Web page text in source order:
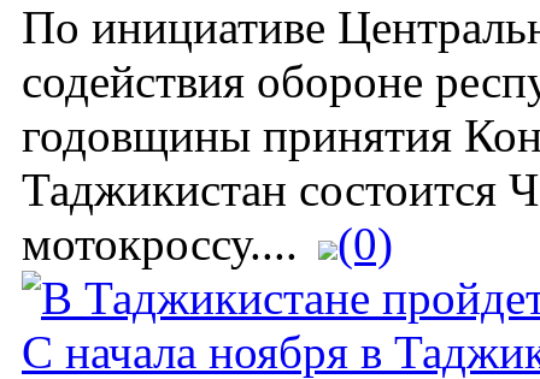
По инициативе
содействия обороне
годовщины принятия
Таджикистан состоится
мотокроссу....
(0)
С начала ноября в